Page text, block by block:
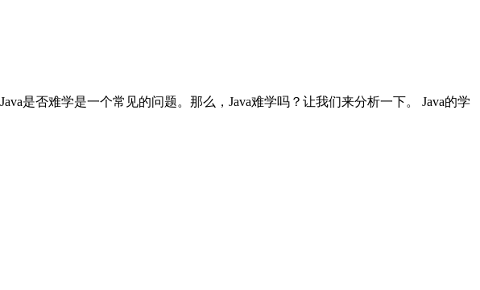
是否难学是一个常见的问题。那么，Java难学吗？让我们来分析一下。 Java的学